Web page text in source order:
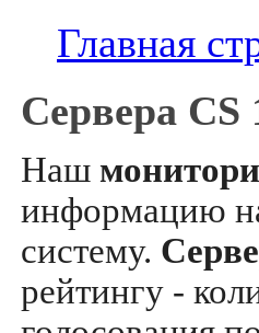
Главная
Сервера CS
Наш
информацию
систему.
рейтингу -